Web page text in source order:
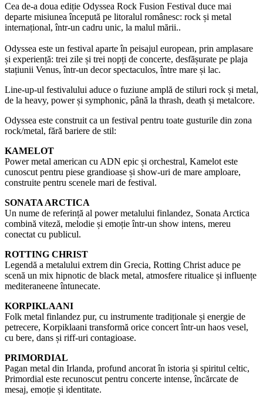
Cea de-a doua ediție Odyssea Rock Fusion Festival duce mai
departe misiunea începută pe litoralul românesc: rock și metal
internațional, într-un cadru unic, la malul mării..
Odyssea este un festival aparte în peisajul european, prin amplasare
și experiență: trei zile și trei nopți de concerte, desfășurate pe plaja
stațiunii Venus, într-un decor spectaculos, între mare și lac.
Line-up-ul festivalului aduce o fuziune amplă de stiluri rock și metal,
de la heavy, power și symphonic, până la thrash, death și metalcore.
Odyssea este construit ca un festival pentru toate gusturile din zona
rock/metal, fără bariere de stil:
KAMELOT
Power metal american cu ADN epic și orchestral, Kamelot este
cunoscut pentru piese grandioase și show-uri de mare amploare,
construite pentru scenele mari de festival.
SONATA ARCTICA
Un nume de referință al power metalului finlandez, Sonata Arctica
combină viteză, melodie și emoție într-un show intens, mereu
conectat cu publicul.
ROTTING CHRIST
Legendă a metalului extrem din Grecia, Rotting Christ aduce pe
scenă un mix hipnotic de black metal, atmosfere ritualice și influențe
mediteraneene întunecate.
KORPIKLAANI
Folk metal finlandez pur, cu instrumente tradiționale și energie de
petrecere, Korpiklaani transformă orice concert într-un haos vesel,
cu bere, dans și riff-uri contagioase.
PRIMORDIAL
Pagan metal din Irlanda, profund ancorat în istoria și spiritul celtic,
Primordial este recunoscut pentru concerte intense, încărcate de
mesaj, emoție și identitate.